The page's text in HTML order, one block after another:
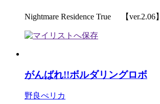
Nightmare Residence True 【ver.2.06】
がんばれ!!ボルダリングロボ
野良ぺリカ